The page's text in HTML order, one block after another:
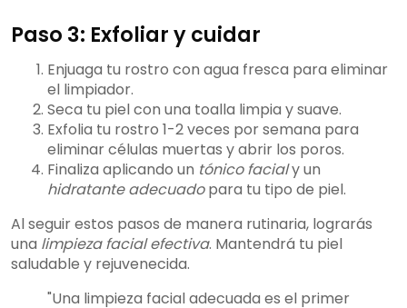
Paso 3: Exfoliar y cuidar
Enjuaga tu rostro con agua fresca para eliminar
el limpiador.
Seca tu piel con una toalla limpia y suave.
Exfolia tu rostro 1-2 veces por semana para
eliminar células muertas y abrir los poros.
Finaliza aplicando un tónico facialy un
hidratante adecuadopara tu tipo de piel.
Al seguir estos pasos de manera rutinaria, lograrás
una limpieza facial efectiva. Mantendrá tu piel
saludable y rejuvenecida.
"Una limpieza facial adecuada es el primer